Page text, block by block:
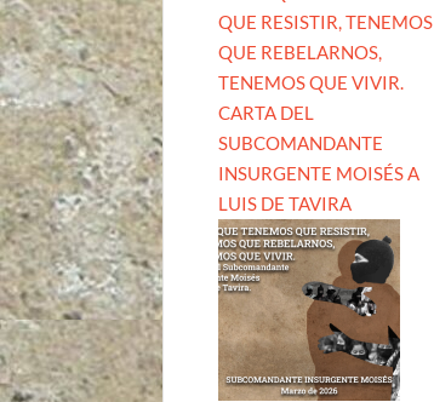
QUE RESISTIR, TENEMOS
QUE REBELARNOS,
TENEMOS QUE VIVIR.
CARTA DEL
SUBCOMANDANTE
INSURGENTE MOISÉS A
LUIS DE TAVIRA